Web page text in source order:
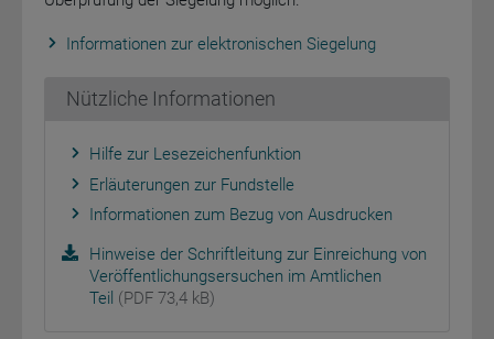
Informationen zur elektronischen Siegelung
Nützliche Informationen
Hilfe zur Lesezeichenfunktion
Erläuterungen zur Fundstelle
Informationen zum Bezug von Ausdrucken
Hinweise der Schriftleitung zur Einreichung von
Veröffentlichungsersuchen im Amtlichen
Teil (PDF 73,4 kB)